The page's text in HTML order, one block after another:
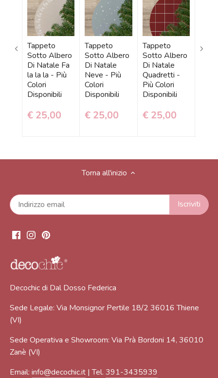
Tappeto
Sotto Albero
Di Natale Fa
la la la - Più
Colori
Disponibili
€ 25,00
Tappeto
Sotto Albero
Di Natale
Neve - Più
Colori
Disponibili
€ 25,00
Tappeto
Sotto Albero
Di Natale
Quadretti -
Più Colori
Disponibili
€ 25,00
Torna all'inizio
Decochic di Dal Dosso Federica
Sede Legale: Via Monsignor Pertile 18/2 36016 Thiene
(VI)
Sede Operativa e Showroom: Via Prà Bordoni 14, 36010
Zanè (VI)
Email: info@decochic.it | Tel. 391-3435939